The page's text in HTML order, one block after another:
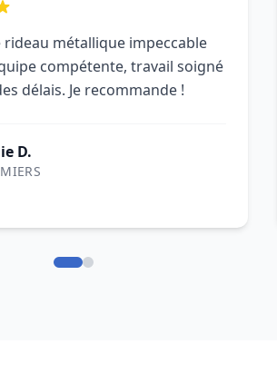
rideau métallique impeccable
compétente, travail soigné
délais. Je recommande !
D.